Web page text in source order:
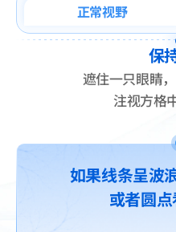
正常视野
保
遮住一只眼睛
注视方格
如果线条呈波
或者圆点